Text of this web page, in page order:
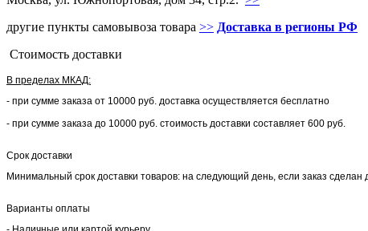
другие пункты самовывоза товара >> Доставка в регионы РФ
Стоимость доставки
В пределах МКАД:
- при сумме заказа от 10000 руб. доставка осуществляется бесплатно
- при сумме заказа до 10000 руб. стоимость доставки составляет 600 руб.
Срок доставки
Минимальный срок доставки товаров: на следующий день, если заказ
Варианты оплаты